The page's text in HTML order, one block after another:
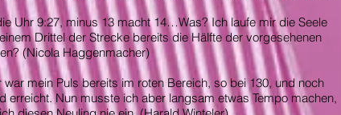
Uhr 9:27, minus 13 macht 14…Was? Ich laufe mir die Seele
Drittel der Strecke bereits die Hälfte der vorgesehenen
(Nicola Haggenmacher)
mein Puls bereits im roten Bereich, so bei 130, und noch
erreicht. Nun musste ich aber langsam etwas Tempo machen,